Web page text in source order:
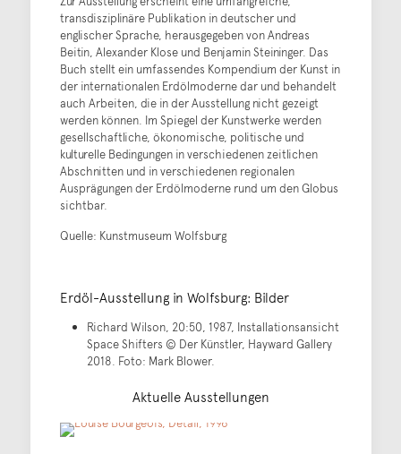
transdisziplinäre Publikation in deutscher und
englischer Sprache, herausgegeben von Andreas
Beitin, Alexander Klose und Benjamin Steininger. Das
Buch stellt ein umfassendes Kompendium der Kunst in
der internationalen Erdölmoderne dar und behandelt
auch Arbeiten, die in der Ausstellung nicht gezeigt
werden können. Im Spiegel der Kunstwerke werden
gesellschaftliche, ökonomische, politische und
kulturelle Bedingungen in verschiedenen zeitlichen
Abschnitten und in verschiedenen regionalen
Ausprägungen der Erdölmoderne rund um den Globus
sichtbar.
Quelle: Kunstmuseum Wolfsburg
Erdöl-Ausstellung in Wolfsburg: Bilder
Richard Wilson, 20:50, 1987, Installationsansicht
Space Shifters © Der Künstler, Hayward Gallery
2018. Foto: Mark Blower.
Aktuelle Ausstellungen